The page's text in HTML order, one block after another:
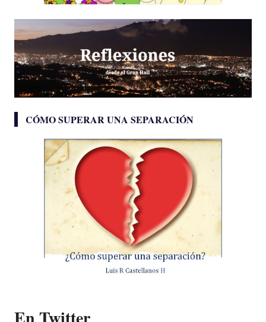
CÓMO SUPERAR UNA SEPARACIÓN